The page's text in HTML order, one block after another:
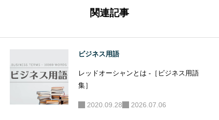
関連記事
ビジネス用語
レッドオーシャンとは -［ビジネス用語
集］
2020.09.28 2026.07.06